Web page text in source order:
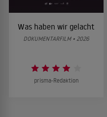
Was haben wir gelacht
DOKUMENTARFILM • 2026
prisma-Redaktion